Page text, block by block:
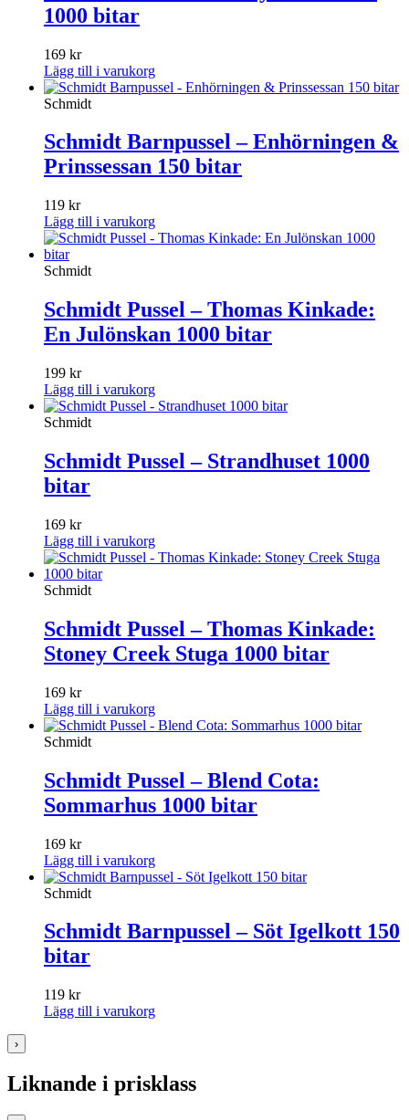
1000 bitar
169 kr
Lägg till i varukorg
Schmidt
Schmidt Barnpussel – Enhörningen &
Prinssessan 150 bitar
119 kr
Lägg till i varukorg
Schmidt
Schmidt Pussel – Thomas Kinkade:
En Julönskan 1000 bitar
199 kr
Lägg till i varukorg
Schmidt
Schmidt Pussel – Strandhuset 1000
bitar
169 kr
Lägg till i varukorg
Schmidt
Schmidt Pussel – Thomas Kinkade:
Stoney Creek Stuga 1000 bitar
169 kr
Lägg till i varukorg
Schmidt
Schmidt Pussel – Blend Cota:
Sommarhus 1000 bitar
169 kr
Lägg till i varukorg
Schmidt
Schmidt Barnpussel – Söt Igelkott 150
bitar
119 kr
Lägg till i varukorg
›
Liknande i prisklass